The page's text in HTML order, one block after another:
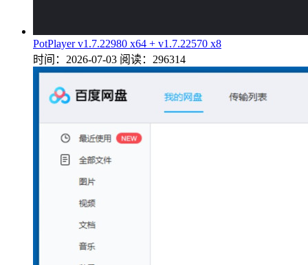
PotPlayer v1.7.22980 x64 + v1.7.22570 x8
时间：2026-07-03 阅读：296314